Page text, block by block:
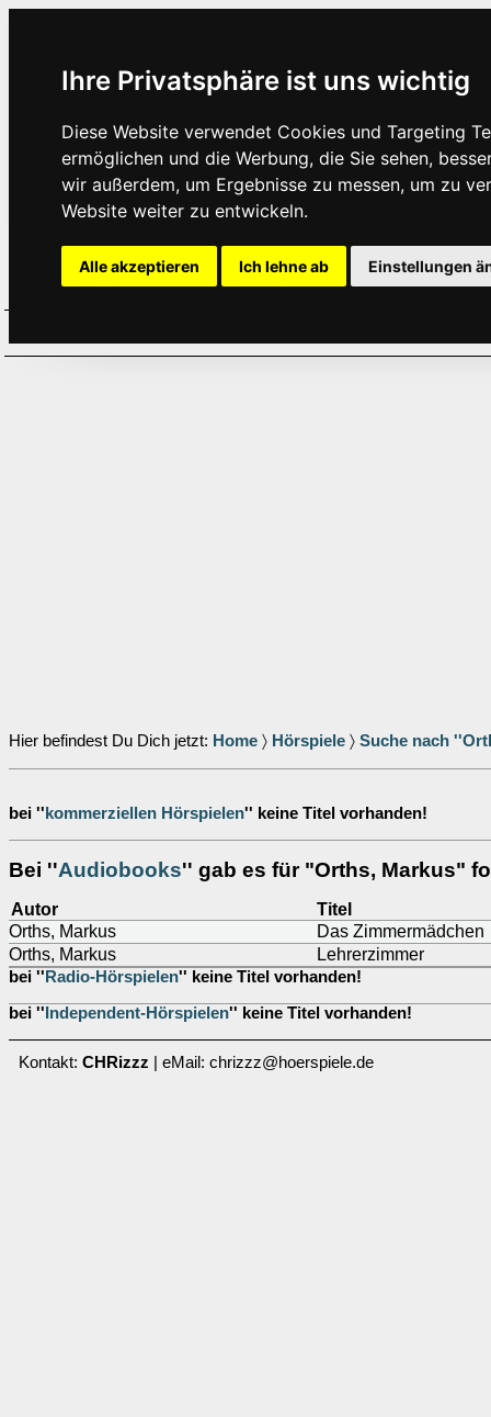
Ihre Privatsphäre ist uns wichtig
Diese Website verwendet Cookies und Targeting
ermöglichen und die Werbung, die Sie sehen,
wir außerdem, um Ergebnisse zu messen, um zu
Website weiter zu entwickeln.
Alle akzeptieren Ich lehne ab Einstellungen
Hier befindest Du Dich jetzt: Home 〉 Hörspiele 〉 Suche nach
bei '' kommerziellen Hörspielen'' keine Titel vorhanden!
Bei ''Audiobooks'' gab es für "Orths, Markus"
Autor
Titel
Orths, Markus
Das Zimmermädchen
Orths, Markus
Lehrerzimmer
bei '' Radio-Hörspielen'' keine Titel vorhanden!
bei '' Independent-Hörspielen'' keine Titel vorhanden!
Kontakt: CHRizzz | eMail: chrizzz@hoerspiele.de